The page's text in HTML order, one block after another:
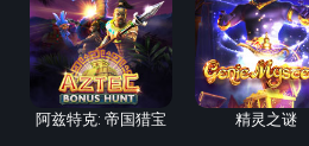
阿兹特克: 帝国猎宝 精灵之谜